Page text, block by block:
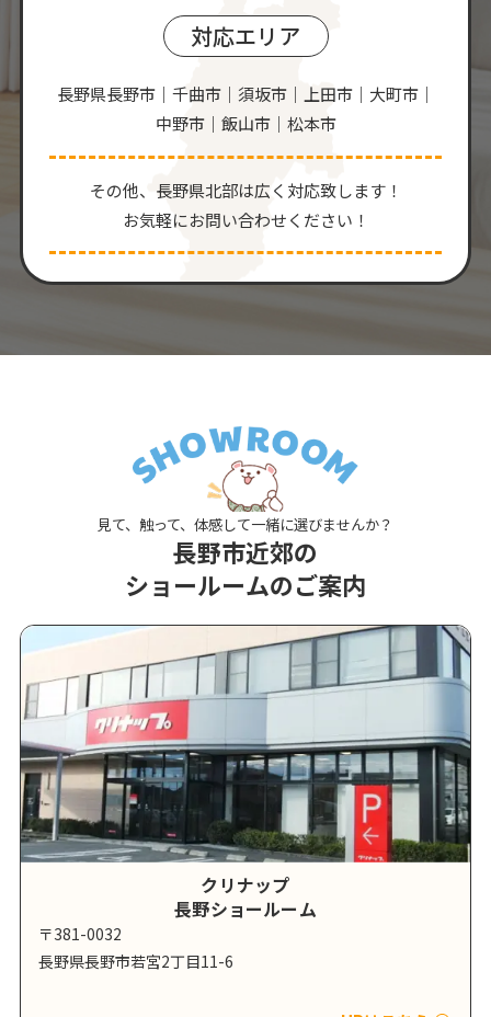
対応エリア
長野県長野市｜千曲市｜須坂市｜上田市｜大町市｜
中野市｜飯山市｜松本市
その他、⻑野県北部は広く対応致します！
お気軽にお問い合わせください！
見て、触って、体感して一緒に選びませんか？
長野市近郊の
ショールームのご案内
クリナップ
長野ショールーム
〒381-0032
長野県長野市若宮2丁目11-6